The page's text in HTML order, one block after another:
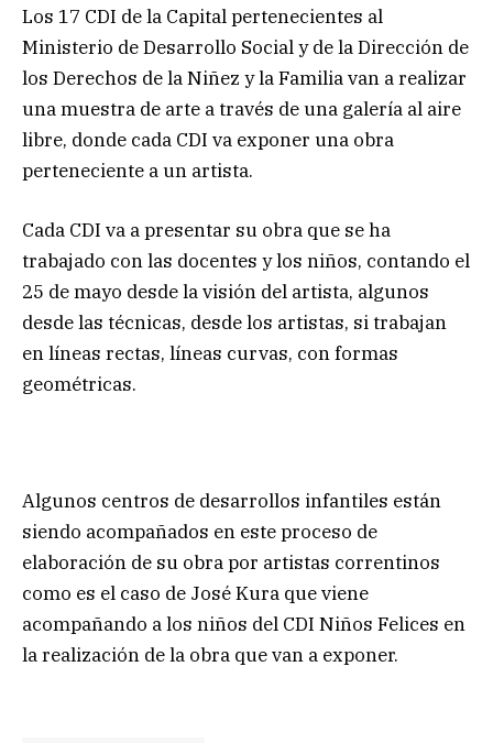
Los 17 CDI de la Capital pertenecientes al
Ministerio de Desarrollo Social y de la Dirección de
los Derechos de la Niñez y la Familia van a realizar
una muestra de arte a través de una galería al aire
libre, donde cada CDI va exponer una obra
perteneciente a un artista.
Cada CDI va a presentar su obra que se ha
trabajado con las docentes y los niños, contando el
25 de mayo desde la visión del artista, algunos
desde las técnicas, desde los artistas, si trabajan
en líneas rectas, líneas curvas, con formas
geométricas.
Algunos centros de desarrollos infantiles están
siendo acompañados en este proceso de
elaboración de su obra por artistas correntinos
como es el caso de José Kura que viene
acompañando a los niños del CDI Niños Felices en
la realización de la obra que van a exponer.